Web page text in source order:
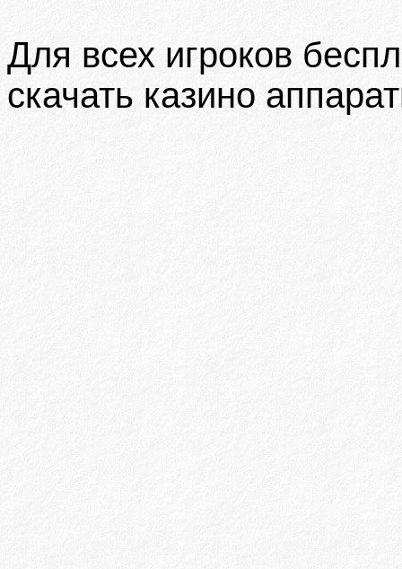
Для всех игроков
скачать казино